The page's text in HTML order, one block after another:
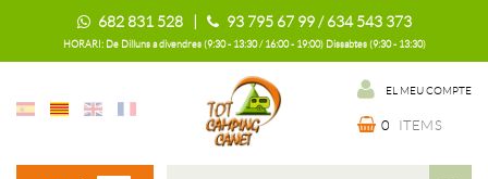
682 831 528 | 93 795 67 99 / 634 543 373
HORARI: De Dilluns a divendres (9:30 - 13:30 / 16:00 - 19:00) Dissabtes (9:30 - 13:30)
EL MEU COMPTE
0 ITEMS